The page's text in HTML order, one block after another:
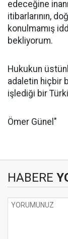
edeceğine
itibarlarının,
konulmamış
bekliyorum.
Hukukun
adaletin hiçbir
işlediği bir
Ömer Günel"
HABERE